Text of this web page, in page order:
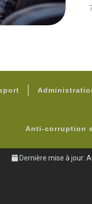
Anti-corruption
Dernière mise à jour: